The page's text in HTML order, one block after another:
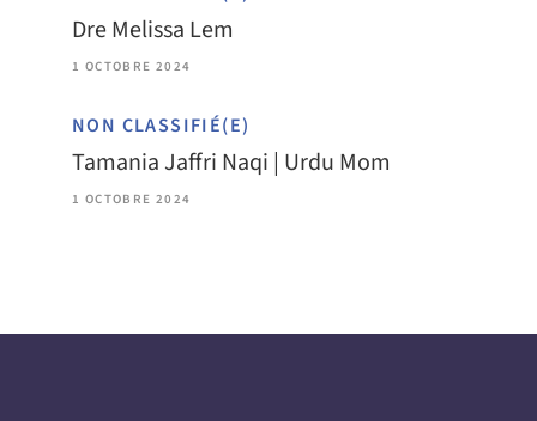
Dre Melissa Lem
1 OCTOBRE 2024
NON CLASSIFIÉ(E)
Tamania Jaffri Naqi | Urdu Mom
1 OCTOBRE 2024